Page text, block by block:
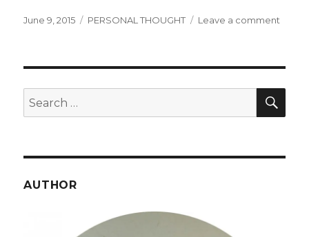
Posted
June 9, 2015 Categories
PERSONAL THOUGHT Leave a comment
but
to
Search
for:
AUTHOR